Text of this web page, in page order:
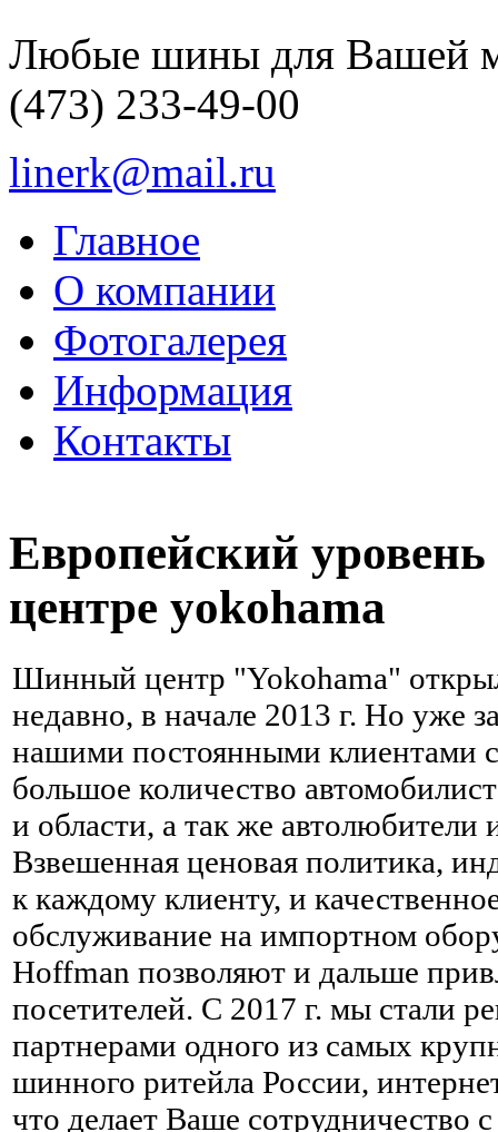
Любые шины для Вашей
(473) 233-49-00
linerk@mail.ru
Главное
О компании
Фотогалерея
Информация
Контакты
Европейский
центре yokohama
Шинный центр "Yokohama"
недавно, в начале 2013 г. Но уже
нашими постоянными клиентами
большое количество
и области, а так же автолюбители
Взвешенная ценовая политика,
к каждому клиенту, и
обслуживание на импортном
Hoffman позволяют и дальше
посетителей. С 2017 г. мы стали
партнерами одного из самых
шинного ритейла России,
что делает Ваше сотрудничество